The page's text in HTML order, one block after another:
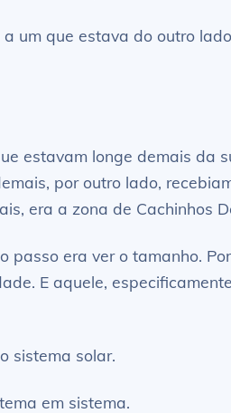
um que estava do outro
estavam longe demais da
por outro lado,
era a zona de Cachinhos
passo era ver o tamanho.
E aquele,
sistema solar.
em sistema.